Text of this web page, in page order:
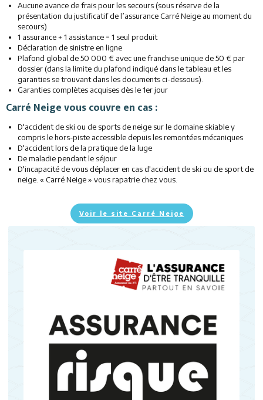
Animations
Services
Aucune avance de frais pour les secours (sous réserve de la
présentation du justificatif de l’assurance Carré Neige au moment du
secours)
1 assurance + 1 assistance = 1 seul produit
Déclaration de sinistre en ligne
Plafond global de 50 000 € avec une franchise unique de 50 € par
dossier (dans la limite du plafond indiqué dans le tableau et les
garanties se trouvant dans les documents ci-dessous).
Garanties complètes acquises dès le 1er jour
Carré Neige vous couvre en cas :
D'accident de ski ou de sports de neige sur le domaine skiable y
compris le hors-piste accessible depuis les remontées mécaniques
D'accident lors de la pratique de la luge
De maladie pendant le séjour
D'incapacité de vous déplacer en cas d'accident de ski ou de sport de
neige. « Carré Neige » vous rapatrie chez vous.
Voir le site Carré Neige